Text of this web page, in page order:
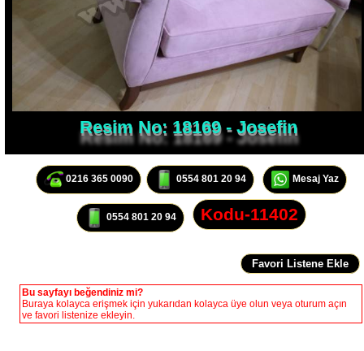
Resim No: 18169 - Josefin
0216 365 0090 0554 801 20 94 Mesaj Yaz
0554 801 20 94 Kodu-11402
Buraya kolayca erişmek için yukarıdan kolayca üye olun veya oturum açın
ve favori listenize ekleyin.